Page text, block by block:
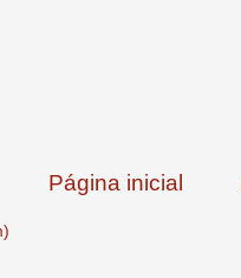
Página inicial